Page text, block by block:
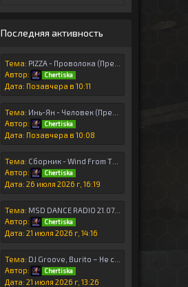
Последняя активность
Тема: PIZZA - Проволока (Премьера клипа, 2026)
Автор:
Chertiska
Дата: Позавчера в 10:11
Тема: Инь-Ян - Человек (Премьера 2026)
Автор:
Chertiska
Дата: Позавчера в 10:08
Тема: Cбopник - Wind From The South (2026)
Автор:
Chertiska
Дата: 26 июля 2026 г, 16:19
Тема: MSD DANCE RADIO 21.07.26
Автор:
Chertiska
Дата: 21 июля 2026 г, 14:16
Тема: DJ Groove, Burito – Не сейчас.
Автор:
Chertiska
Дата: 21 июля 2026 г, 13:26